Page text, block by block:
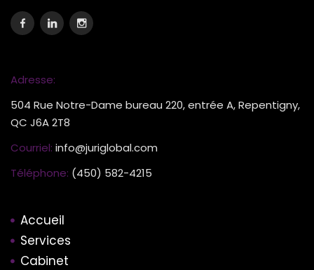
Adresse:
504 Rue Notre-Dame bureau 220, entrée A, Repentigny,
QC J6A 2T8
Courriel: info@juriglobal.com
Téléphone: (450) 582-4215
Accueil
Services
Cabinet